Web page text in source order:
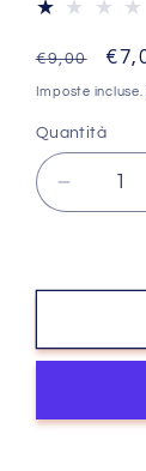
Prezzo
di
€9,00
Imposte incluse.
Quantità
Quantità
quantità
Gel
-